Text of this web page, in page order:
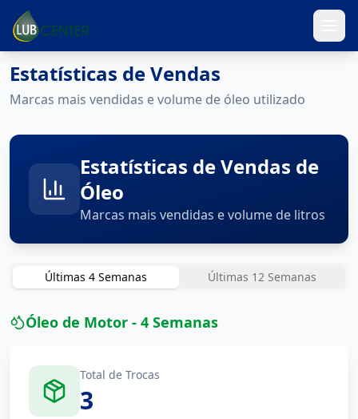
Estatísticas de Vendas
Marcas mais vendidas e volume de óleo utilizado
Estatísticas de Vendas de
Óleo
Marcas mais vendidas e volume de litros
Últimas 4 Semanas Últimas 12 Semanas
Óleo de Motor - 4 Semanas
Total de Trocas
3